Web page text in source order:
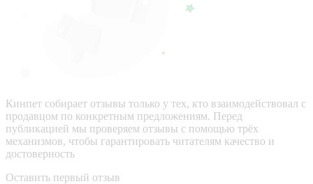
Кинпет собирает отзывы только у тех, кто взаимодействовал с
продавцом по конкретным предложениям. Перед
публикацией мы проверяем отзывы с помощью трёх
механизмов, чтобы гарантировать читателям качество и
достоверность
Оставить первый отзыв